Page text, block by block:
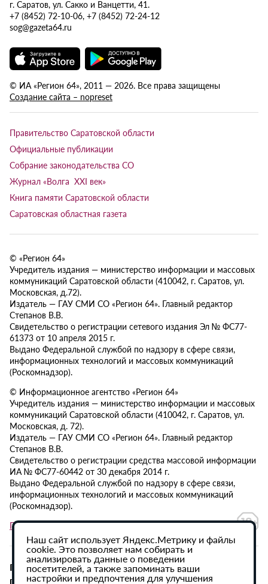
г. Саратов, ул. Сакко и Ванцетти, 41.
+7 (8452) 72-10-06, +7 (8452) 72-24-12
sog@gazeta64.ru
© ИА «Регион 64», 2011 — 2026. Все права защищены
Создание сайта – nopreset
Правительство Саратовской области
Официальные публикации
Собрание законодательства СО
Журнал «Волга XXI век»
Книга памяти Саратовской области
Саратовская областная газета
© «Регион 64»
Учредитель издания — министерство информации и массовых
коммуникаций Саратовской области (410042, г. Саратов, ул.
Московская, д.72).
Издатель — ГАУ СМИ СО «Регион 64». Главный редактор
Степанов В.В.
Свидетельство о регистрации сетевого издания Эл № ФС77-
61373 от 10 апреля 2015 г.
Выдано Федеральной службой по надзору в сфере связи,
информационных технологий и массовых коммуникаций
(Роскомнадзор).
© Информационное агентство «Регион 64»
Учредитель издания — министерство информации и массовых
коммуникаций Саратовской области (410042, г. Саратов, ул.
Московская, д. 72).
Издатель — ГАУ СМИ СО «Регион 64». Главный редактор
Степанов В.В.
Свидетельство о регистрации средства массовой информации
ИА № ФС77-60442 от 30 декабря 2014 г.
Выдано Федеральной службой по надзору в сфере связи,
информационных технологий и массовых коммуникаций
(Роскомнадзор).
Политика в отношении обработки персональных данных
При использовании материалов сайта активная
гиперссылка на ИА «Регион 64» обязательна.
Наш сайт использует Яндекс.Метрику и файлы
cookie. Это позволяет нам собирать и
анализировать данные о поведении
посетителей, а также запоминать ваши
настройки и предпочтения для улучшения